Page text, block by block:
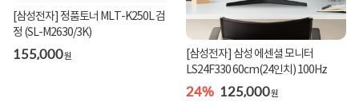
[삼성전자] 정품토너 MLT-K250L 검
정 (SL-M2630/3K)
155,000원
[삼성전자] 삼성 에센셜 모니터
LS24F330 60cm(24인치) 100Hz
24% 125,000원